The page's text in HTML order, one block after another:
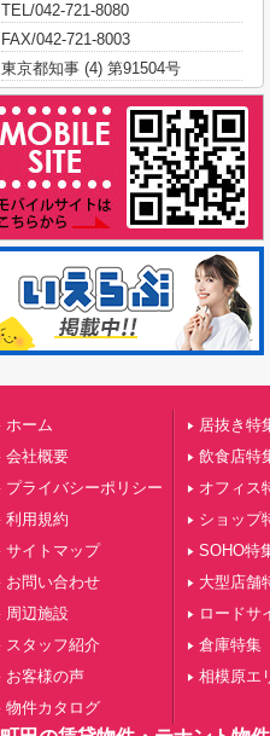
TEL/042-721-8080
FAX/042-721-8003
東京都知事 (4) 第91504号
ホーム
会社概要
プライバシーポリシー
利用規約
サイトマップ
お問い合わせ
周辺施設
スタッフ紹介
お客様の声
物件カタログ
居抜き特
飲食店特
オフィス
ショップ
SOHO特
大型店舗
ロードサ
倉庫特集
相模原エ